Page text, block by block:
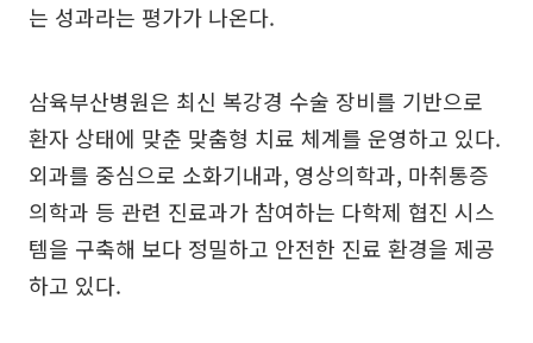
는 성과라는 평가가 나온다.
삼육부산병원은 최신 복강경 수술 장비를 기반으로
환자 상태에 맞춘 맞춤형 치료 체계를 운영하고 있다.
외과를 중심으로 소화기내과, 영상의학과, 마취통증
의학과 등 관련 진료과가 참여하는 다학제 협진 시스
템을 구축해 보다 정밀하고 안전한 진료 환경을 제공
하고 있다.